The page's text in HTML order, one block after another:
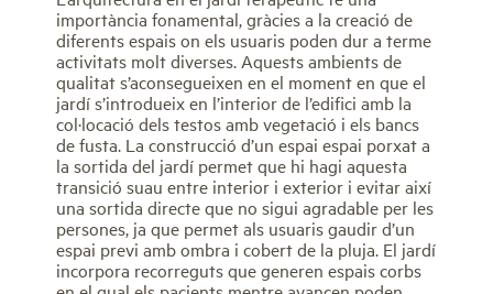
importància fonamental, gràcies a la creació de
diferents espais on els usuaris poden dur a terme
activitats molt diverses. Aquests ambients de
qualitat s’aconsegueixen en el moment en que el
jardí s’introdueix en l’interior de l’edifici amb la
col·locació dels testos amb vegetació i els bancs
de fusta. La construcció d’un espai espai porxat a
la sortida del jardí permet que hi hagi aquesta
transició suau entre interior i exterior i evitar així
una sortida directe que no sigui agradable per les
persones, ja que permet als usuaris gaudir d’un
espai previ amb ombra i cobert de la pluja. El jardí
incorpora recorreguts que generen espais corbs